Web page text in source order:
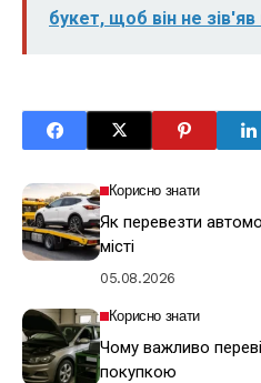
букет, щоб він не зів'яв
Корисно знати
Як перевезти
місті
05.08.2026
Корисно знати
Чому важливо
покупкою